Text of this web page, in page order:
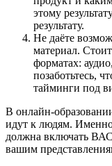
этому
результату.
Не даёте
материал.
форматах:
позаботьтесь,
тайминги под
В онлайн-
идут к людям.
должна включать
вашим